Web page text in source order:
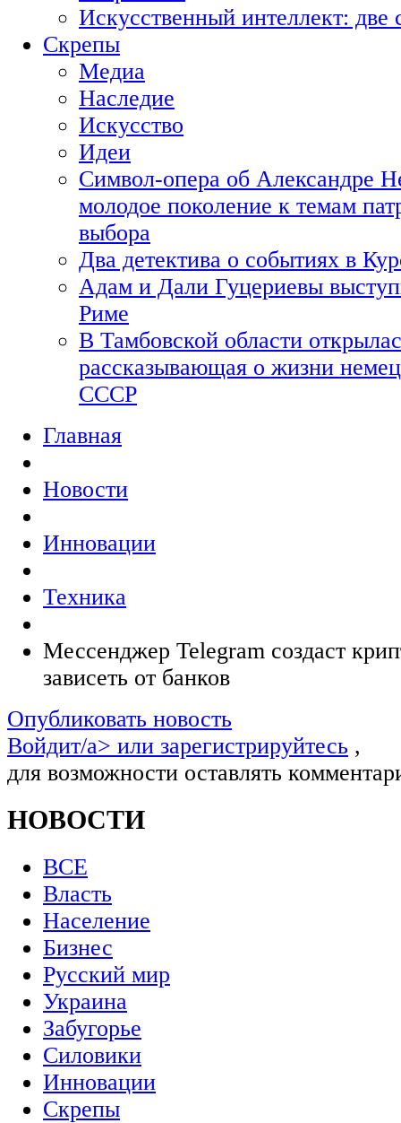
Искусственный интеллект:
Скрепы
Медиа
Наследие
Искусство
Идеи
Символ-опера об Александре
молодое поколение к темам
выбора
Два детектива о событиях в
Адам и Дали Гуцериевы
Риме
В Тамбовской области
рассказывающая о жизни
СССР
Главная
Новости
Инновации
Техника
Мессенджер Telegram создаст
зависеть от банков
Опубликовать новость
Войдит/a> или зарегистрируйтесь ,
для возможности оставлять
НОВОСТИ
ВСЕ
Власть
Население
Бизнес
Русский мир
Украина
Забугорье
Силовики
Инновации
Скрепы